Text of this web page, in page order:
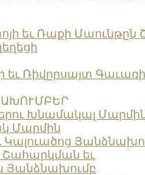
եւ Ռաքի Մաունթըն
եւ Ռիվըրսայտ
Խնամակալ
Մարմին
Շահարկման եւ